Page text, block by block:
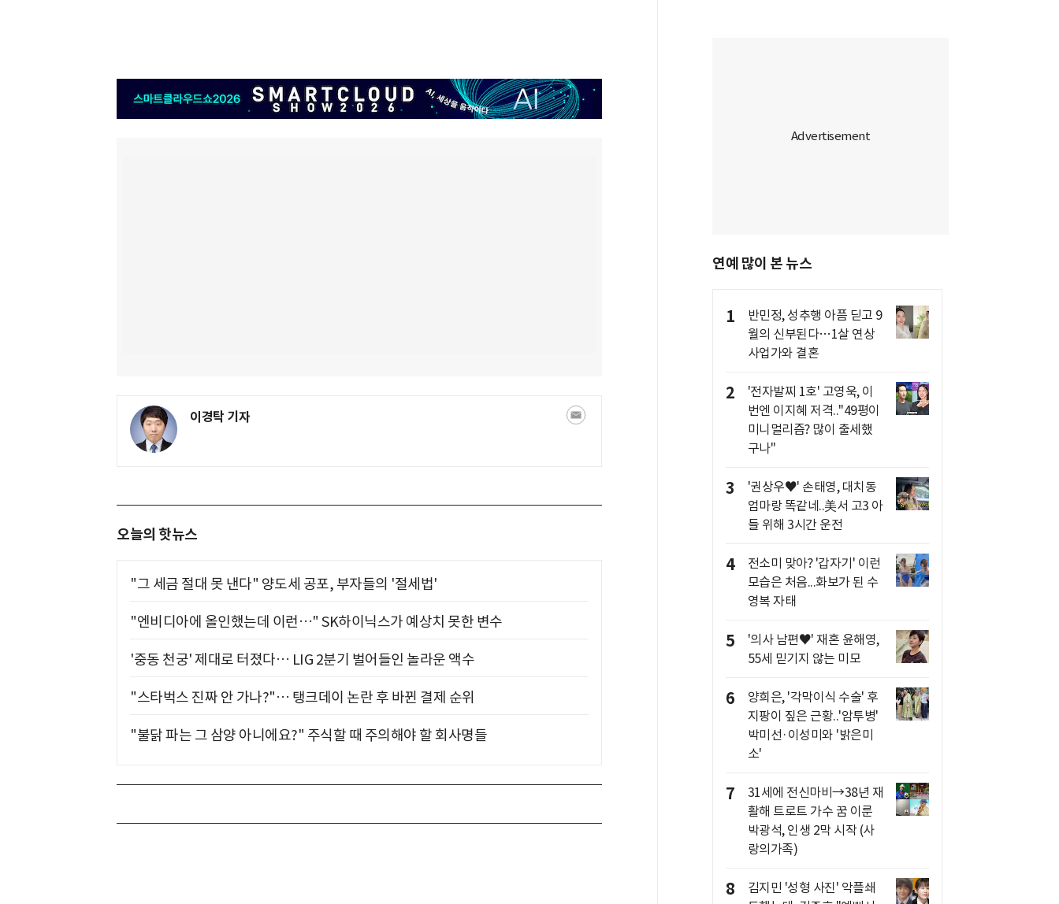
이경탁 기자
오늘의 핫뉴스
"그 세금 절대 못 낸다" 양도세 공포, 부자들의 '절세법'
"엔비디아에 올인했는데 이런…" SK하이닉스가 예상치 못한 변수
'중동 천궁' 제대로 터졌다… LIG 2분기 벌어들인 놀라운 액수
"스타벅스 진짜 안 가나?"… 탱크데이 논란 후 바뀐 결제 순위
"불닭 파는 그 삼양 아니에요?" 주식할 때 주의해야 할 회사명들
연예 많이 본 뉴스
1
반민정, 성추행 아픔 딛고 9
월의 신부된다…1살 연상
사업가와 결혼
2
'전자발찌 1호' 고영욱, 이
번엔 이지혜 저격.."49평이
미니멀리즘? 많이 출세했
구나"
3
'권상우♥' 손태영, 대치동
엄마랑 똑같네..美서 고3 아
들 위해 3시간 운전
4
전소미 맞아? '갑자기' 이런
모습은 처음...화보가 된 수
영복 자태
5
'의사 남편♥' 재혼 윤해영,
55세 믿기지 않는 미모
6
양희은, '각막이식 수술' 후
지팡이 짚은 근황..'암투병'
박미선·이성미와 '밝은미
소'
7
31세에 전신마비→38년 재
활해 트로트 가수 꿈 이룬
박광석, 인생 2막 시작 (사
랑의가족)
8
김지민 '성형 사진' 악플쇄